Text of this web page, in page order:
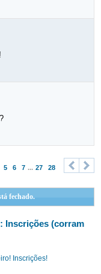
5 6 7 ... 27 28
< >
fechado.
Inscrições (corram
Inscrições!